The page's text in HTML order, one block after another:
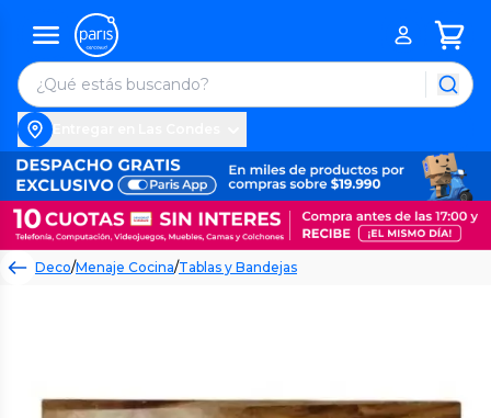
Deco/Menaje Cocina/Tablas y Bandejas